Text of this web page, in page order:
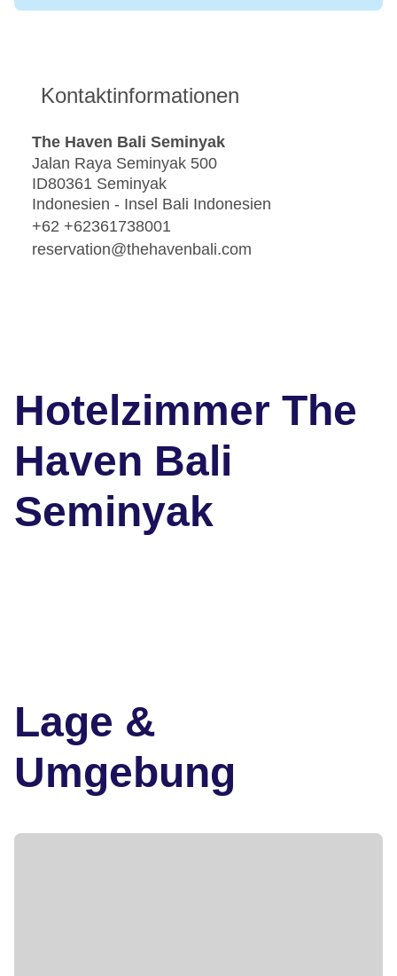
Kontaktinformationen
The Haven Bali Seminyak
Jalan Raya Seminyak 500
ID80361 Seminyak
Indonesien - Insel Bali Indonesien
+62 +62361738001
reservation@thehavenbali.com
Hotelzimmer The
Haven Bali
Seminyak
Lage &
Umgebung